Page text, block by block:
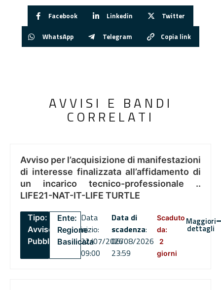
Facebook Linkedin Twitter
WhatsApp Telegram Copia link
AVVISI E BANDI
CORRELATI
Avviso per l’acquisizione di manifestazioni
di interesse finalizzata all’affidamento di
un incarico tecnico-professionale ..
LIFE21-NAT-IT-LIFE TURTLE
Tipo:
Avviso
Pubblico
Ente:
Regione
Basilicata
Data
inizio:
22/07/2026
09:00
Data di
scadenza:
06/08/2026
23:59
Scaduto
da:
2
giorni
Maggiori
dettagli